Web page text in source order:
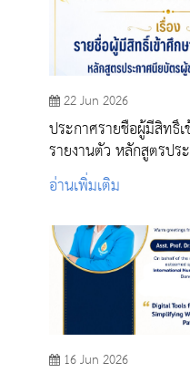
22 Jun 2026
ประกาศรายชื่อผู้มีสิทธิ์
รายงานตัว หลักสูตรป
ช่วยพยาบาล รุ่น ๔ ประ
๒๕๖๙ (รอบแรก)
อ่านเพิ่มเติม
16 Jun 2026